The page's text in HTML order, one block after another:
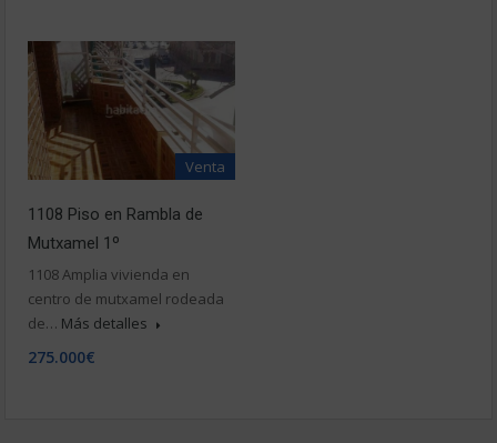
Venta
1108 Piso en Rambla de
Mutxamel 1º
1108 Amplia vivienda en
centro de mutxamel rodeada
de… Más detalles
275.000€